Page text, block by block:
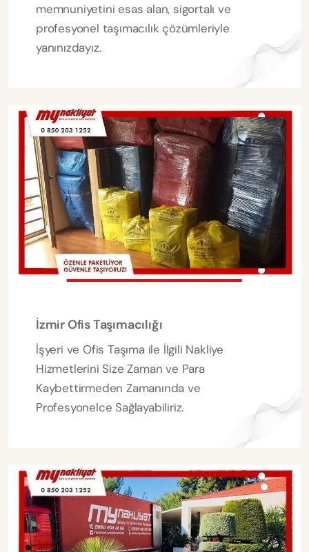
memnuniyetini esas alan, sigortalı ve
profesyonel taşımacılık çözümleriyle
yanınızdayız.
İzmir Ofis Taşımacılığı
İşyeri ve Ofis Taşıma ile İlgili Nakliye
Hizmetlerini Size Zaman ve Para
Kaybettirmeden Zamanında ve
Profesyonelce Sağlayabiliriz.